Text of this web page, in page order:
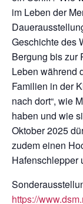
im Leben der
Geschichte des
Bergung bis zur
Leben während
Familien in der
nach dort“, wie
haben und wie
Oktober 2025
zudem einen
Hafenschlepper
https://